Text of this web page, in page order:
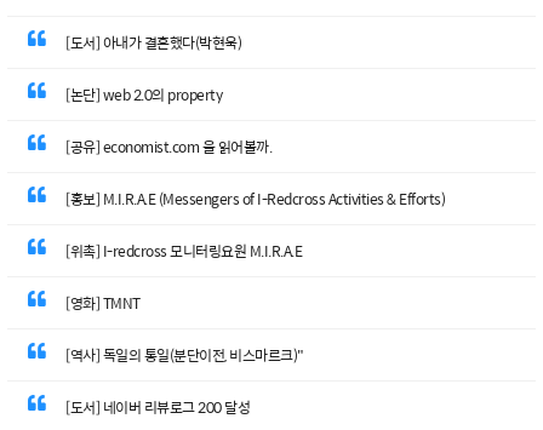
[도서] 아내가 결혼했다(박현욱)
[논단] web 2.0의 property
[공유] economist.com 을 읽어볼까.
[홍보] M.I.R.A.E (Messengers of I-Redcross Activities & Efforts)
[위촉] I-redcross 모니터링요원 M.I.R.A.E
[영화] TMNT
[역사] 독일의 통일(분단이전, 비스마르크)"
[도서] 네이버 리뷰로그 200 달성